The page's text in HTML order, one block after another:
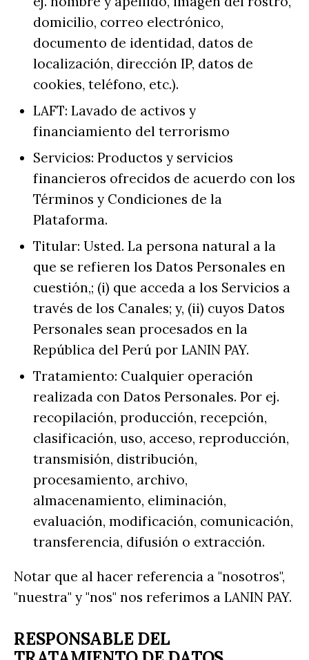
domicilio, correo electrónico,
documento de identidad, datos de
localización, dirección IP, datos de
cookies, teléfono, etc.).
LAFT: Lavado de activos y
financiamiento del terrorismo
Servicios: Productos y servicios
financieros ofrecidos de acuerdo con los
Términos y Condiciones de la
Plataforma.
Titular: Usted. La persona natural a la
que se refieren los Datos Personales en
cuestión,; (i) que acceda a los Servicios a
través de los Canales; y, (ii) cuyos Datos
Personales sean procesados en la
República del Perú por LANIN PAY.
Tratamiento: Cualquier operación
realizada con Datos Personales. Por ej.
recopilación, producción, recepción,
clasificación, uso, acceso, reproducción,
transmisión, distribución,
procesamiento, archivo,
almacenamiento, eliminación,
evaluación, modificación, comunicación,
transferencia, difusión o extracción.
Notar que al hacer referencia a "nosotros",
"nuestra" y "nos" nos referimos a LANIN PAY.
RESPONSABLE DEL